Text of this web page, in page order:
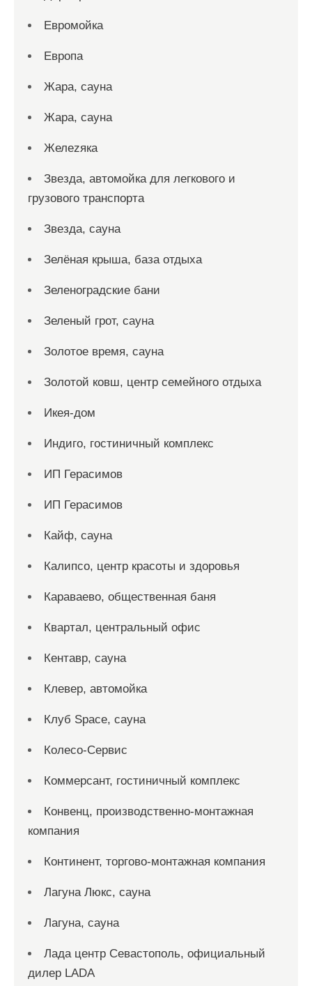
Евромойка
Европа
Жара, сауна
Жара, сауна
Желеzяка
Звезда, автомойка для легкового и
грузового транспорта
Звезда, сауна
Зелёная крыша, база отдыха
Зеленоградские бани
Зеленый грот, сауна
Золотое время, сауна
Золотой ковш, центр семейного отдыха
Икея-дом
Индиго, гостиничный комплекс
ИП Герасимов
ИП Герасимов
Кайф, сауна
Калипсо, центр красоты и здоровья
Караваево, общественная баня
Квартал, центральный офис
Кентавр, сауна
Клевер, автомойка
Клуб Space, сауна
Колесо-Сервис
Коммерсант, гостиничный комплекс
Конвенц, производственно-монтажная
компания
Континент, торгово-монтажная компания
Лагуна Люкс, сауна
Лагуна, сауна
Лада центр Севастополь, официальный
дилер LADA